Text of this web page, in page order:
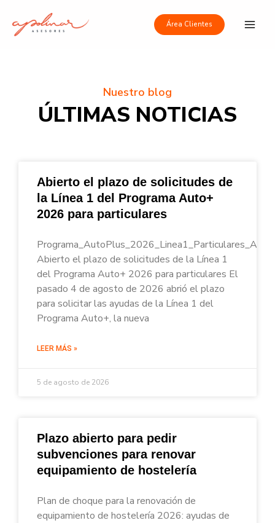
contenido
Área Clientes
Nuestro blog
ÚLTIMAS NOTICIAS
Abierto el plazo de solicitudes de
la Línea 1 del Programa Auto+
2026 para particulares
Abierto el plazo de solicitudes de la Línea 1
del Programa Auto+ 2026 para particulares El
pasado 4 de agosto de 2026 abrió el plazo
para solicitar las ayudas de la Línea 1 del
Programa Auto+, la nueva
LEER MÁS »
5 de agosto de 2026
Plazo abierto para pedir
subvenciones para renovar
equipamiento de hostelería
Plan de choque para la renovación de
equipamiento de hostelería 2026: ayudas de